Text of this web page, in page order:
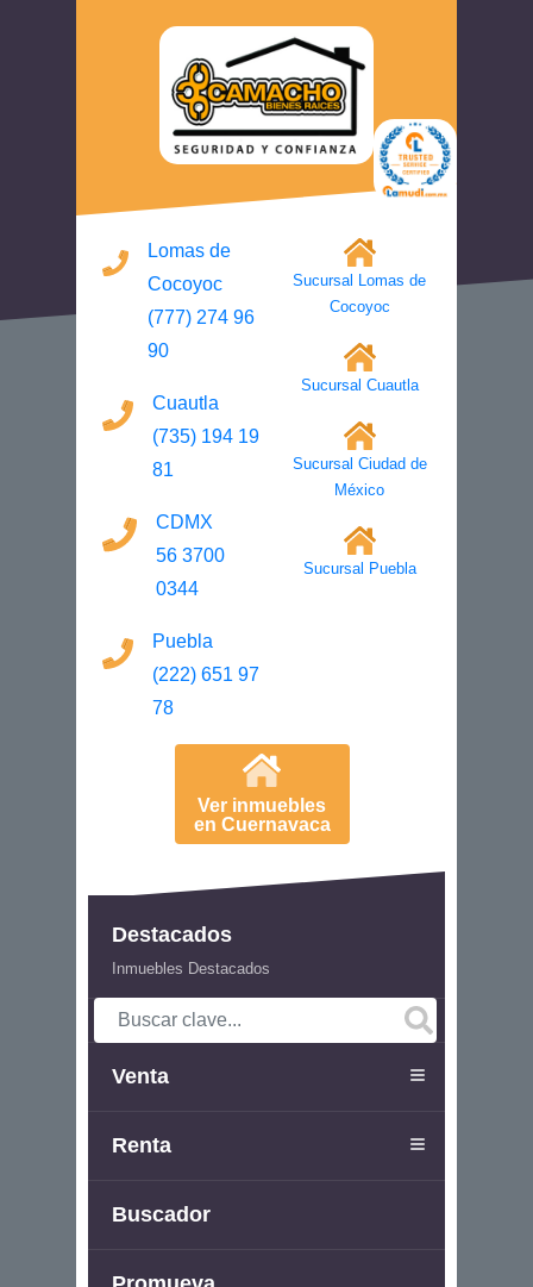
Lomas de
Cocoyoc
(777) 274 96
90
Cuautla
(735) 194 19
81
CDMX
56 3700
0344
Puebla
(222) 651 97
78
Sucursal Lomas de
Cocoyoc
Sucursal Cuautla
Sucursal Ciudad de
México
Sucursal Puebla
Ver inmuebles
en Cuernavaca
Destacados
Inmuebles Destacados
Venta
Renta
Buscador